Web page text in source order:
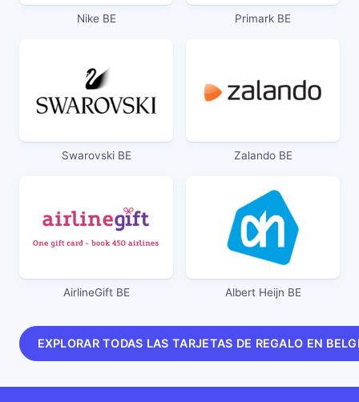
Nike BE Primark BE
Swarovski BE Zalando BE
AirlineGift BE Albert Heijn BE
EXPLORAR TODAS LAS TARJETAS DE REGALO EN